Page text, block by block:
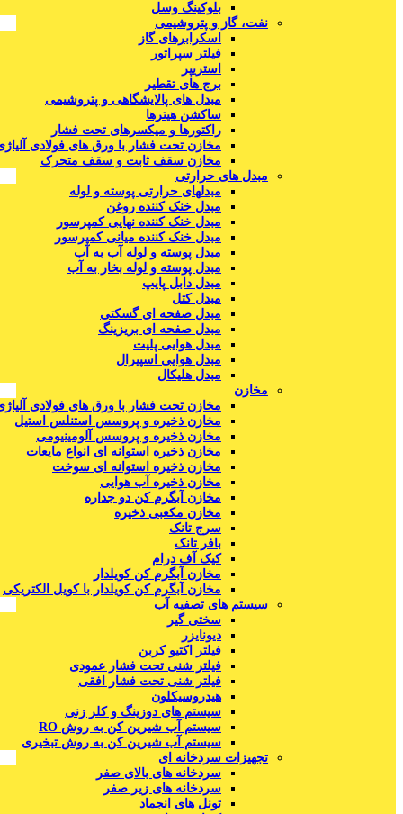
بلوکینگ وسل
نفت، گاز و پتروشیمی
اسکرابرهای گاز
فیلتر سپراتور
استریپر
برج های تقطیر
مبدل های پالایشگاهی و پتروشیمی
ساکشن هیترها
راکتورها و میکسرهای تحت فشار
مخازن تحت فشار با ورق های فولادی
مخازن سقف ثابت و سقف متحرک
مبدل های حرارتی
مبدلهای حرارتی پوسته و لوله
مبدل خنک کننده روغن
مبدل خنک کننده نهایی کمپرسور
مبدل خنک کننده میانی کمپرسور
مبدل پوسته و لوله آب به آب
مبدل پوسته و لوله بخار به آب
مبدل دابل پایپ
مبدل کتل
مبدل صفحه ای گسکتی
مبدل صفحه ای بریزینگ
مبدل هوایی پلیت
مبدل هوایی اسپیرال
مبدل هلیکال
مخازن
مخازن تحت فشار با ورق های فولادی
مخازن ذخیره و پروسس استنلس استیل
مخازن ذخیره و پروسس آلومینیومی
مخازن ذخیره استوانه ای انواع مایعات
مخازن ذخیره استوانه ای سوخت
مخازن ذخیره آب هوایی
مخازن آبگرم کن دو جداره
مخازن مکعبی ذخیره
سرج تانک
بافر تانک
کیک آف درام
مخازن آبگرم کن کویلدار
مخازن آبگرم کن کویلدار با کویل الکتریکی
سیستم های تصفیه آب
سختی گیر
دیونایزر
فیلتر اکتیو کربن
فیلتر شنی تحت فشار عمودی
فیلتر شنی تحت فشار افقی
هیدروسیکلون
سیستم های دوزینگ و کلر زنی
سیستم آب شیرین کن به روش RO
سیستم آب شیرین کن به روش تبخیری
تجهیزات سردخانه ای
سردخانه های بالای صفر
سردخانه های زیر صفر
تونل های انجماد